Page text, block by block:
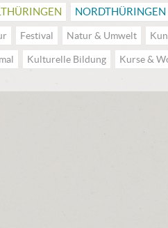
NORDTHÜRINGEN
Festival Natur & Umwelt
Kulturelle Bildung Kurse &